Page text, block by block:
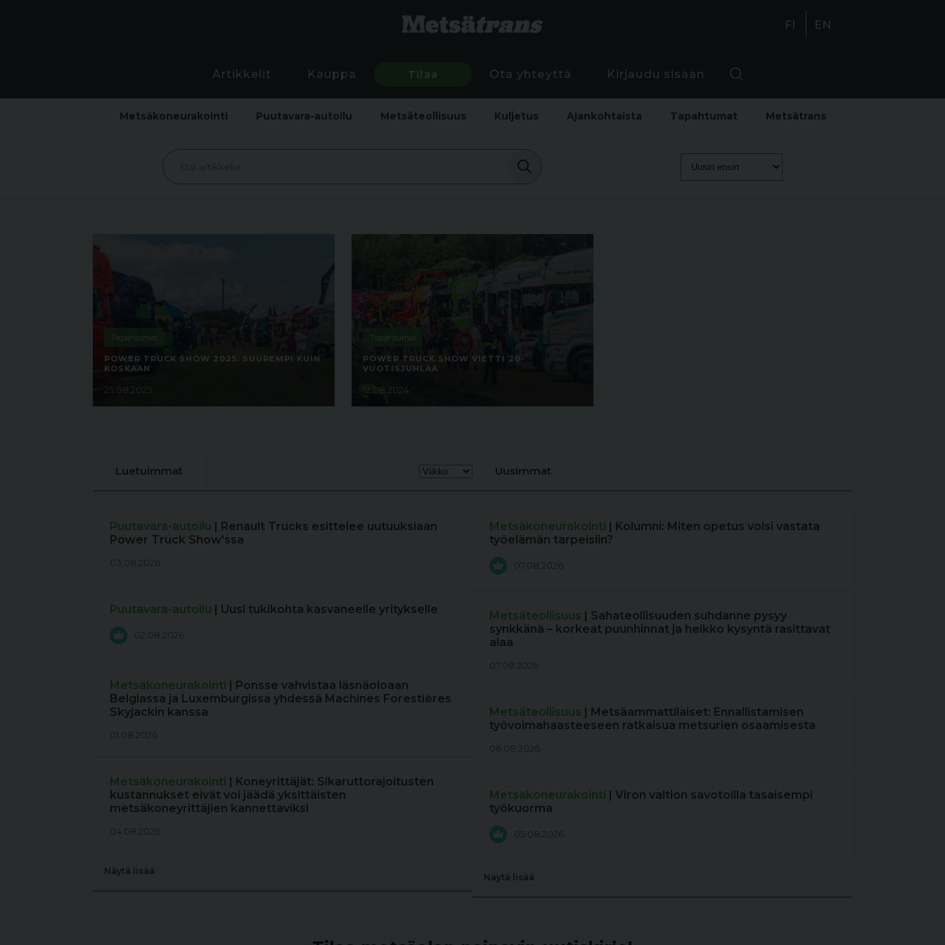
FI EN
Artikkelit Kauppa Tilaa Ota yhteyttä Kirjaudu sisään
Metsäkoneurakointi Puutavara-autoilu Metsäteollisuus Kuljetus Ajankohtaista Tapahtumat Metsätrans
Tapahtumat
POWER TRUCK SHOW 2025: SUUREMPI KUIN
KOSKAAN
25.08.2025
Tapahtumat
POWER TRUCK SHOW VIETTI 20-
VUOTISJUHLAA
12.08.2024
Luetuimmat
Puutavara-autoilu | Renault Trucks esittelee uutuuksiaan
Power Truck Show'ssa
03.08.2026
Puutavara-autoilu | Uusi tukikohta kasvaneelle yritykselle
02.08.2026
Metsäkoneurakointi | Ponsse vahvistaa läsnäoloaan
Belgiassa ja Luxemburgissa yhdessä Machines Forestières
Skyjackin kanssa
01.08.2026
Metsäkoneurakointi | Koneyrittäjät: Sikaruttorajoitusten
kustannukset eivät voi jäädä yksittäisten
metsäkoneyrittäjien kannettaviksi
04.08.2026
Näytä lisää
Uusimmat
Metsäkoneurakointi | Kolumni: Miten opetus voisi vastata
työelämän tarpeisiin?
07.08.2026
Metsäteollisuus | Sahateollisuuden suhdanne pysyy
synkkänä – korkeat puunhinnat ja heikko kysyntä rasittavat
alaa
07.08.2026
Metsäteollisuus | Metsäammattilaiset: Ennallistamisen
työvoimahaasteeseen ratkaisua metsurien osaamisesta
06.08.2026
Metsäkoneurakointi | Viron valtion savotoilla tasaisempi
työkuorma
05.08.2026
Näytä lisää